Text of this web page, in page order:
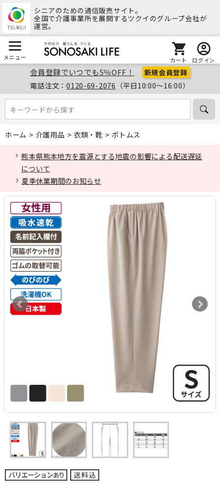
シニアのための通信販売サイト。
全国で介護事業所を展開するツクイのグループ会社が
運営。
メニュー カート ログイン
会員登録でいつでも5％OFF！ 新規会員登録
電話注文：0120-69-2076 （平日10:00～16:00）
キーワードから探す
キーワードから探す
ホーム > 介護用品 > 衣類・靴 > ボトムス
熊本県熊本地方を震源とする地震の影響による配送遅延
について
夏季休業期間のお知らせ